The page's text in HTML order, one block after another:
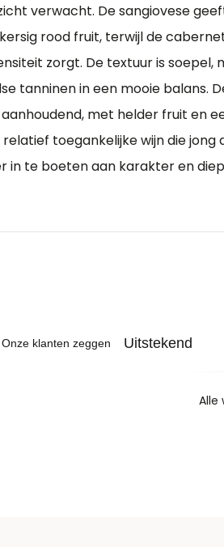
verwacht. De sangiovese
rood fruit, terwijl de
zorgt. De textuur is soepel,
tanninen in een mooie balans.
met helder fruit en
relatief toegankelijke wijn die jong
in te boeten aan karakter en
Alle